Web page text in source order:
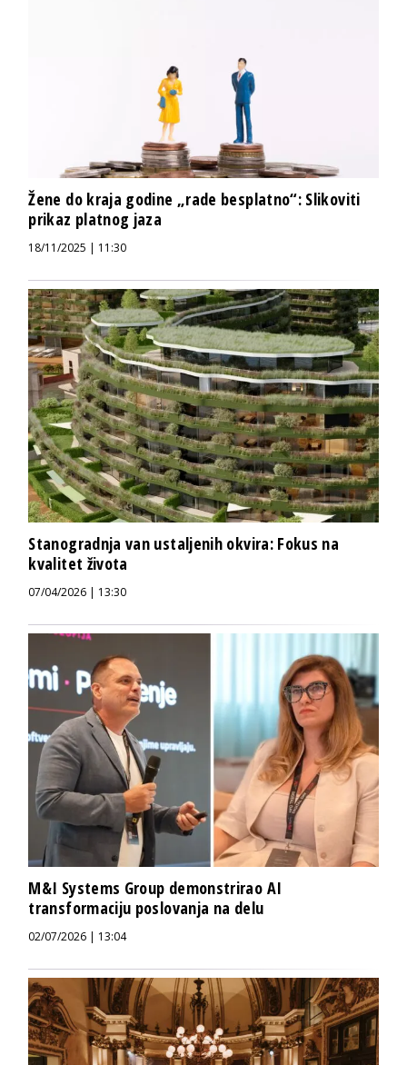
Žene do kraja godine „rade besplatno“: Slikoviti
prikaz platnog jaza
18/11/2025 | 11:30
Stanogradnja van ustaljenih okvira: Fokus na
kvalitet života
07/04/2026 | 13:30
M&I Systems Group demonstrirao AI
transformaciju poslovanja na delu
02/07/2026 | 13:04